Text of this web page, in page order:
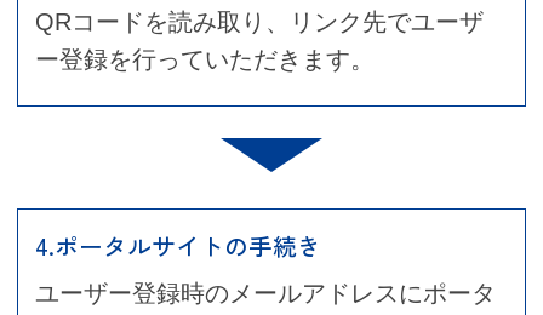
QRコードを読み取り、リンク先でユーザ
ー登録を行っていただきます。
4.ポータルサイトの手続き
ユーザー登録時のメールアドレスにポータ